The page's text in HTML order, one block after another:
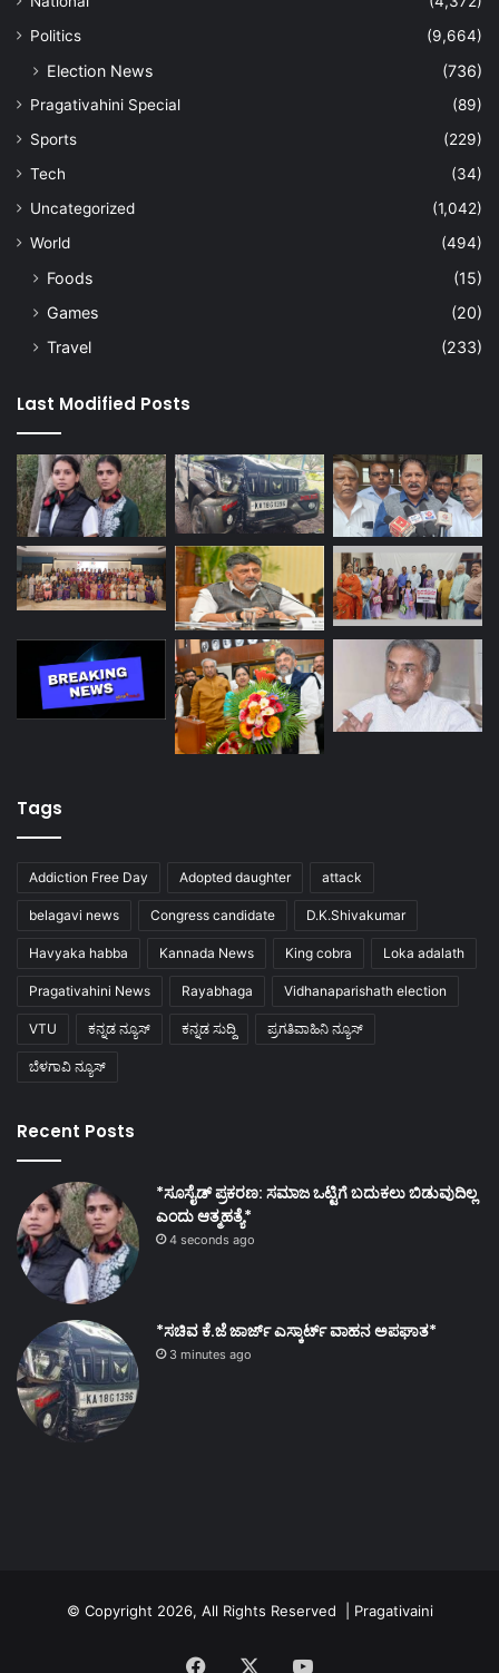
Politics
(9,664)
Election News (736)
Pragativahini Special
(89)
Sports
(229)
Tech
(34)
Uncategorized
(1,042)
World
(494)
Foods
(15)
Games
(20)
Travel
(233)
Last Modified Posts
Tags
Addiction Free Day Adopted daughter attack
belagavi news Congress candidate D.K.Shivakumar
Havyaka habba Kannada News King cobra Loka adalath
Pragativahini News Rayabhaga Vidhanaparishath election
VTU ಕನ್ನಡ ನ್ಯೂಸ್ ಕನ್ನಡ ಸುದ್ದಿ ಪ್ರಗತಿವಾಹಿನಿ ನ್ಯೂಸ್
ಬೆಳಗಾವಿ ನ್ಯೂಸ್
Recent Posts
*ಸೂಸೈಡ್ ಪ್ರಕರಣ: ಸಮಾಜ ಒಟ್ಟಿಗೆ ಬದುಕಲು ಬಿಡುವುದಿಲ್ಲ
ಎಂದು ಆತ್ಮಹತ್ಯೆ*
4 seconds ago
*ಸಚಿವ ಕೆ.ಜೆ ಜಾರ್ಜ್ ಎಸ್ಕಾರ್ಟ್ ವಾಹನ ಅಪಘಾತ*
3 minutes ago
© Copyright 2026, All Rights Reserved | Pragativaini
Facebook YouTube